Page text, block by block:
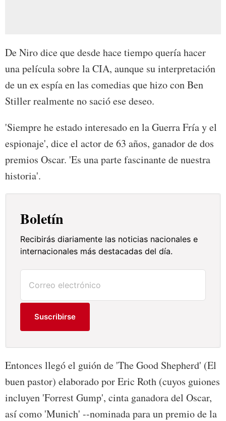
De Niro dice que desde hace tiempo quería hacer
una película sobre la CIA, aunque su interpretación
de un ex espía en las comedias que hizo con Ben
Stiller realmente no sació ese deseo.
'Siempre he estado interesado en la Guerra Fría y el
espionaje', dice el actor de 63 años, ganador de dos
premios Oscar. 'Es una parte fascinante de nuestra
historia'.
Boletín
Recibirás diariamente las noticias nacionales e
internacionales más destacadas del día.
Suscribirse
Entonces llegó el guión de 'The Good Shepherd' (El
buen pastor) elaborado por Eric Roth (cuyos guiones
incluyen 'Forrest Gump', cinta ganadora del Oscar,
así como 'Munich' --nominada para un premio de la